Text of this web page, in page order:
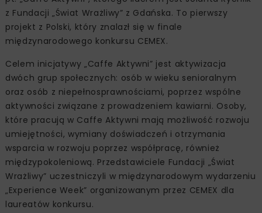
z Fundacji „Świat Wrażliwy” z Gdańska. To pierwszy
projekt z Polski, który znalazł się w finale
międzynarodowego konkursu CEMEX.
Celem inicjatywy „Caffe Aktywni” jest aktywizacja
dwóch grup społecznych: osób w wieku senioralnym
oraz osób z niepełnosprawnościami, poprzez wspólne
aktywności związane z prowadzeniem kawiarni. Osoby,
które pracują w Caffe Aktywni mają możliwość rozwoju
umiejętności, wymiany doświadczeń i otrzymania
wsparcia w rozwoju poprzez współpracę, również
międzypokoleniową. Przedstawiciele Fundacji „Świat
Wrażliwy” uczestniczyli w międzynarodowym wydarzeniu
„Experience Week” organizowanym przez CEMEX dla
laureatów konkursu.